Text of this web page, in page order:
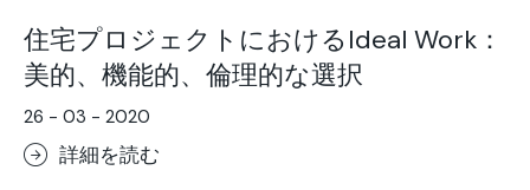
住宅プロジェクトにおけるIdeal Work：
美的、機能的、倫理的な選択
26 - 03 - 2020
詳細を読む